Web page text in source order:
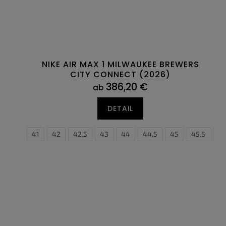
NIKE AIR MAX 1 MILWAUKEE BREWERS
CITY CONNECT (2026)
ab 386,20 €
DETAIL
41 42 42,5 43 44 44,5 45 45,5
36 37,5 38,5